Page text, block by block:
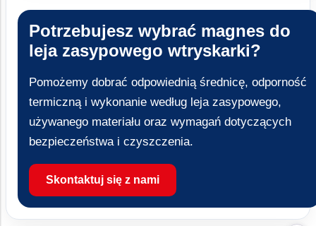
Potrzebujesz wybrać magnes do
leja zasypowego wtryskarki?
Pomożemy dobrać odpowiednią średnicę, odporność
termiczną i wykonanie według leja zasypowego,
używanego materiału oraz wymagań dotyczących
bezpieczeństwa i czyszczenia.
Skontaktuj się z nami